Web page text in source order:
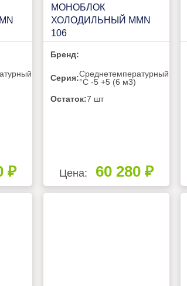
₽
МОНОБЛОК
ХОЛОДИЛЬНЫЙ MMN
106
Бренд:
Серия:Среднетемпературный
°C -5 +5 (6 м3)
Остаток:7 шт
Цена: 60 280 ₽